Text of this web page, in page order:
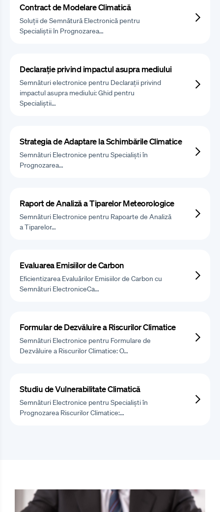
Contract de Modelare Climatică
Soluții de Semnătură Electronică pentru
Specialiștii în Prognozarea…
Declarație privind impactul asupra mediului
Semnături electronice pentru Declarații privind
impactul asupra mediului: Ghid pentru
Specialiștii…
Strategia de Adaptare la Schimbările Climatice
Semnături Electronice pentru Specialiști în
Prognozarea…
Raport de Analiză a Tiparelor Meteorologice
Semnături Electronice pentru Rapoarte de Analiză
a Tiparelor…
Evaluarea Emisiilor de Carbon
Eficientizarea Evaluărilor Emisiilor de Carbon cu
Semnături ElectroniceCa…
Formular de Dezvăluire a Riscurilor Climatice
Semnături Electronice pentru Formulare de
Dezvăluire a Riscurilor Climatice: O…
Studiu de Vulnerabilitate Climatică
Semnături Electronice pentru Specialiști în
Prognozarea Riscurilor Climatice:…